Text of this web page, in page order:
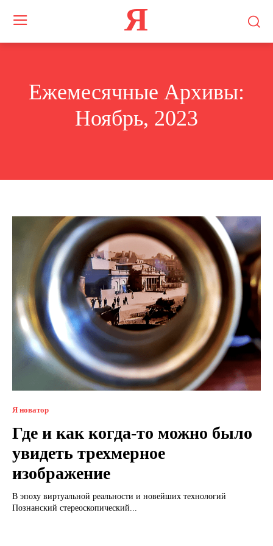
Я
Ежемесячные Архивы:
Ноябрь, 2023
Я новатор
Где и как когда-то можно было
увидеть трехмерное
изображение
В эпоху виртуальной реальности и новейших технологий
Познанский стереоскопический...